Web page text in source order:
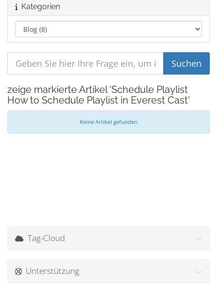
Kategorien
zeige markierte Artikel 'Schedule Playlist
How to Schedule Playlist in Everest Cast'
Keine Artikel gefunden
Tag-Cloud
Unterstützung